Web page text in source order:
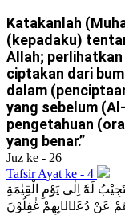
Katakanlah
(kepadaku)
Allah;
ciptakan dari
dalam
yang sebelum
pengetahuan
yang benar.”
Juz ke - 26
Tafsir Ayat ke - 4
لَهٗٓ اِلٰى يَوْمِ الْقِيٰمَةِ
عَنْ دُعَاۤىِٕهِمْ غٰفِلُوْنَ